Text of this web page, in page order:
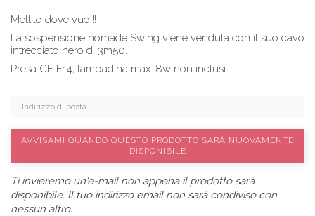
Mettilo dove vuoi!!
La sospensione nomade Swing viene venduta con il suo cavo
intrecciato nero di 3m50.
Presa CE E14, lampadina max. 8w non inclusi.
AVVISAMI QUANDO QUESTO PRODOTTO SARÀ NUOVAMENTE
DISPONIBILE
Ti invieremo un'e-mail non appena il prodotto sarà
disponibile. Il tuo indirizzo email non sarà condiviso con
nessun altro.